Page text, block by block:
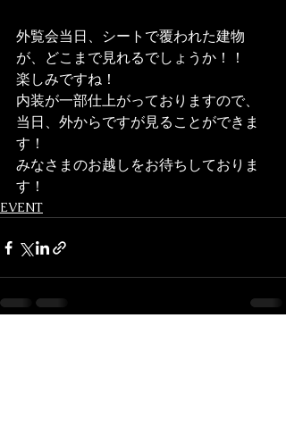
外覧会当日、シートで覆われた建物
が、どこまで見れるでしょうか！！
楽しみですね！
内装が一部仕上がっておりますので、
当日、外からですが見ることができま
す！
みなさまのお越しをお待ちしておりま
す！
EVENT